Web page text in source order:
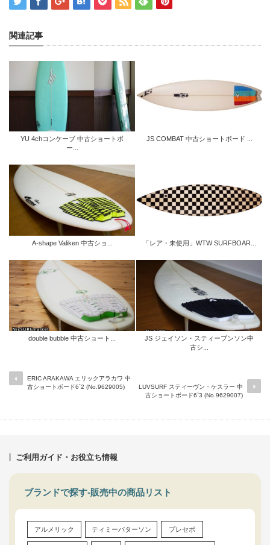
関連記事
YU 4chコンケーブ 中古ショートボ
ー...
JS COMBAT 中古ショートボード ...
A-shape Valiken 中古ショ... 「レア・未使用」WTW SURFBOAR...
double bubble 中古ショート...
JS ジェイソン・スティーブンソン中
古シ...
ERIC ARAKAWA エリックアラカワ 中
古ショートボード6`2 (No.9629005)
LUVSURF スティーヴン・ケスラー 中
古ショートボード6`3 (No.9629007)
ご利用ガイド・お役立ち情報
ブランドで探す-販売中の商品リスト
アルメリック ティミーパターソン プレセボ